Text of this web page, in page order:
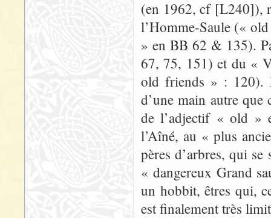
(en 1962, cf [L240]),
l’Homme-Saule («
» en BB 62 & 135).
67, 75, 151) et du «
old friends » : 120).
d’une main autre
de l’adjectif « old »
l’Aîné, au « plus
pères d’arbres, qui
« dangereux Grand
un hobbit, êtres qui,
est finalement très